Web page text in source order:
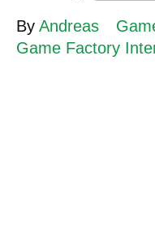
By Andreas
Game Factory